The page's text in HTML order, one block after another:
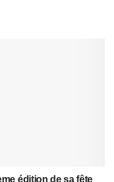
édition de sa fête